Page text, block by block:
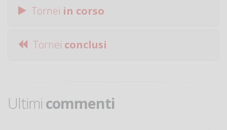
Tornei in corso
Tornei conclusi
Ultimi commenti